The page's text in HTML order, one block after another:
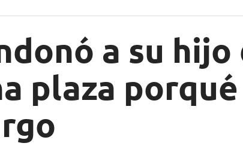
a su
plaza